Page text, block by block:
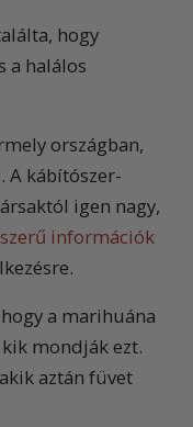
hogy
a halálos
országban,
A kábítószer-
igen nagy,
információk
a marihuána
mondják ezt.
aztán füvet